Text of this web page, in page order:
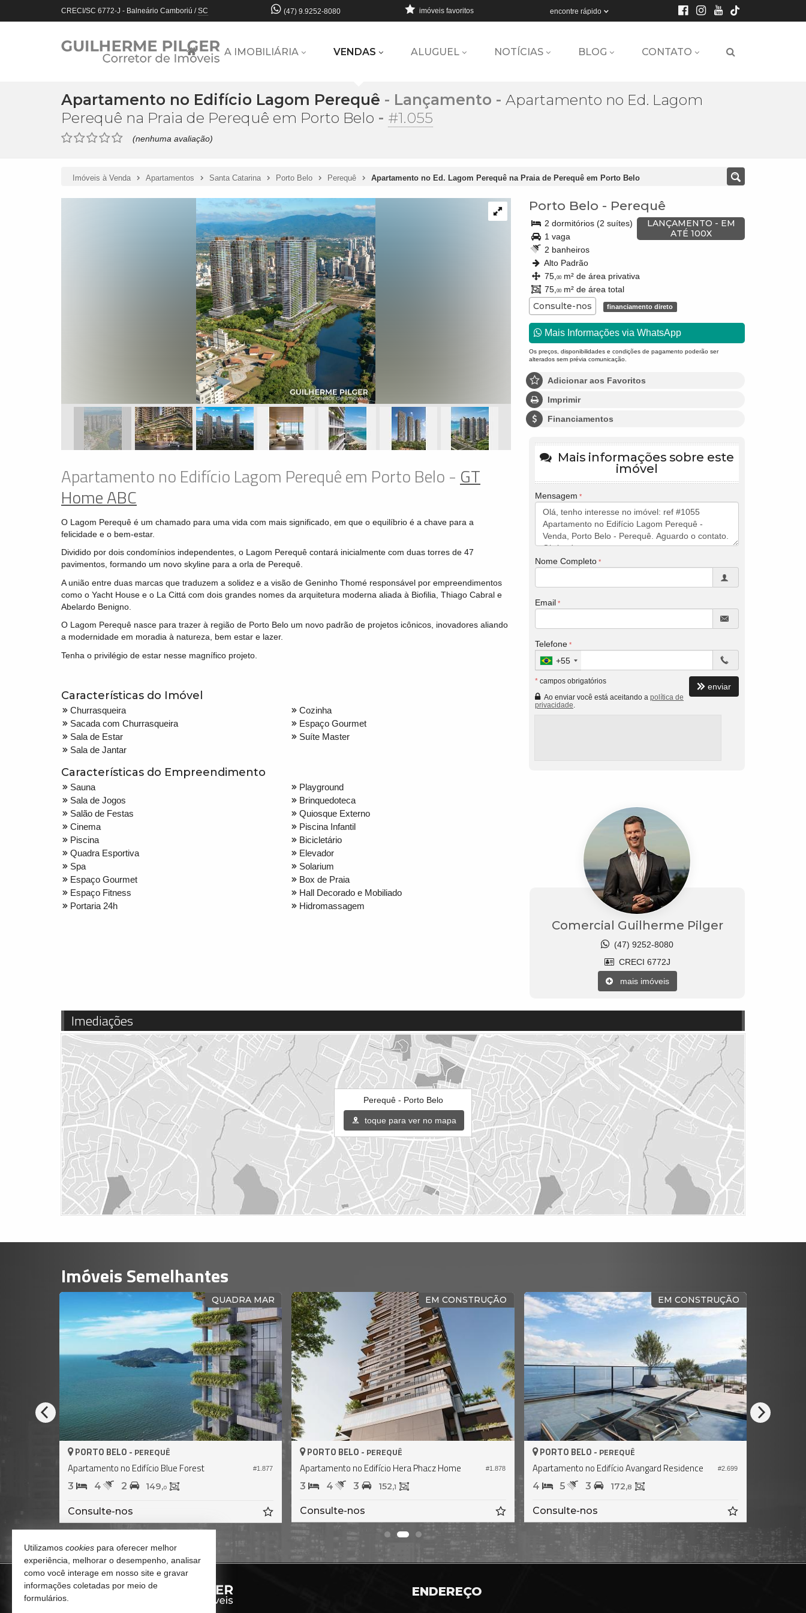
CRECI/SC 6772-J - Balneário Camboriú /SC (47) 9.9252-8080 encontre rápido
imóveis favoritos
A IMOBILIÁRIA VENDAS ALUGUEL NOTÍCIAS BLOG CONTATO
Apartamento no Edifício Lagom Perequê - Lançamento - Apartamento no Ed. Lagom
Perequê na Praia de Perequê em Porto Belo - #1.055
(nenhuma avaliação)
Imóveis à Venda Apartamentos Santa Catarina Porto Belo Perequê Apartamento no Ed. Lagom Perequê na Praia de Perequê em Porto Belo
Apartamento no Edifício Lagom Perequê em Porto Belo - GT
Home ABC
O Lagom Perequê é um chamado para uma vida com mais significado, em que o equilíbrio é a chave para a
felicidade e o bem-estar.
Dividido por dois condomínios independentes, o Lagom Perequê contará inicialmente com duas torres de 47
pavimentos, formando um novo skyline para a orla de Perequê.
A união entre duas marcas que traduzem a solidez e a visão de Geninho Thomé responsável por empreendimentos
como o Yacht House e o La Cittá com dois grandes nomes da arquitetura moderna aliada à Biofilia, Thiago Cabral e
Abelardo Benigno.
O Lagom Perequê nasce para trazer à região de Porto Belo um novo padrão de projetos icônicos, inovadores aliando
a modernidade em moradia à natureza, bem estar e lazer.
Tenha o privilégio de estar nesse magnífico projeto.
Características do Imóvel
Churrasqueira
Sacada com Churrasqueira
Sala de Estar
Sala de Jantar
Cozinha
Espaço Gourmet
Suíte Master
Características do Empreendimento
Sauna
Sala de Jogos
Salão de Festas
Cinema
Piscina
Quadra Esportiva
Spa
Espaço Gourmet
Espaço Fitness
Portaria 24h
Playground
Brinquedoteca
Quiosque Externo
Piscina Infantil
Bicicletário
Elevador
Solarium
Box de Praia
Hall Decorado e Mobiliado
Hidromassagem
Porto Belo - Perequê
LANÇAMENTO - EM
ATÉ 100X
2 dormitórios (2 suítes)
1 vaga
2 banheiros
Alto Padrão
75, 00m² de área privativa
75, 00m² de área total
Consulte-nos financiamento direto
Mais Informações via WhatsApp
Os preços, disponibilidades e condições de pagamento poderão ser
alterados sem prévia comunicação.
Adicionar aos Favoritos
Imprimir
Financiamentos
Mais informações sobre este
imóvel
Mensagem
Nome Completo
Email
Telefone
+55
* campos obrigatórios
Ao enviar você está aceitando a política de
privacidade
enviar
Comercial Guilherme Pilger
(47) 9252-8080
CRECI 6772J
mais imóveis
Imediações
Perequê - Porto Belo
toque para ver no mapa
Imóveis Semelhantes
QUADRA MAR
#1.877
PORTO BELO - PEREQUÊ
Apartamento no Edifício Blue Forest
3 4 2 149,0
Consulte-nos
EM CONSTRUÇÃO
#1.878
PORTO BELO - PEREQUÊ
Apartamento no Edifício Hera Phacz Home
3 4 3 152,1
Consulte-nos
EM CONSTRUÇÃO
#2.699
PORTO BELO - PEREQUÊ
Apartamento no Edifício Avangard Residence
4 5 3 172,8
Consulte-nos
ENDEREÇO
Utilizamos cookies para oferecer melhor
experiência, melhorar o desempenho, analisar
como você interage em nosso site e gravar
informações coletadas por meio de
formulários.